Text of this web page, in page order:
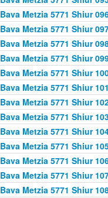
Bava Metzia 5771 Shiur
Bava Metzia 5771 Shiur
Bava Metzia 5771 Shiur
Bava Metzia 5771 Shiur
Bava Metzia 5771 Shiur
Bava Metzia 5771 Shiur
Bava Metzia 5771 Shiur
Bava Metzia 5771 Shiur
Bava Metzia 5771 Shiur
Bava Metzia 5771 Shiur
Bava Metzia 5771 Shiur
Bava Metzia 5771 Shiur
Bava Metzia 5771 Shiur